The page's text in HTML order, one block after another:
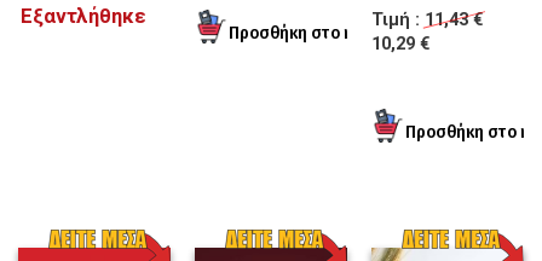
Εξαντλήθηκε
Τιμή : 11,43 €
10,29 €